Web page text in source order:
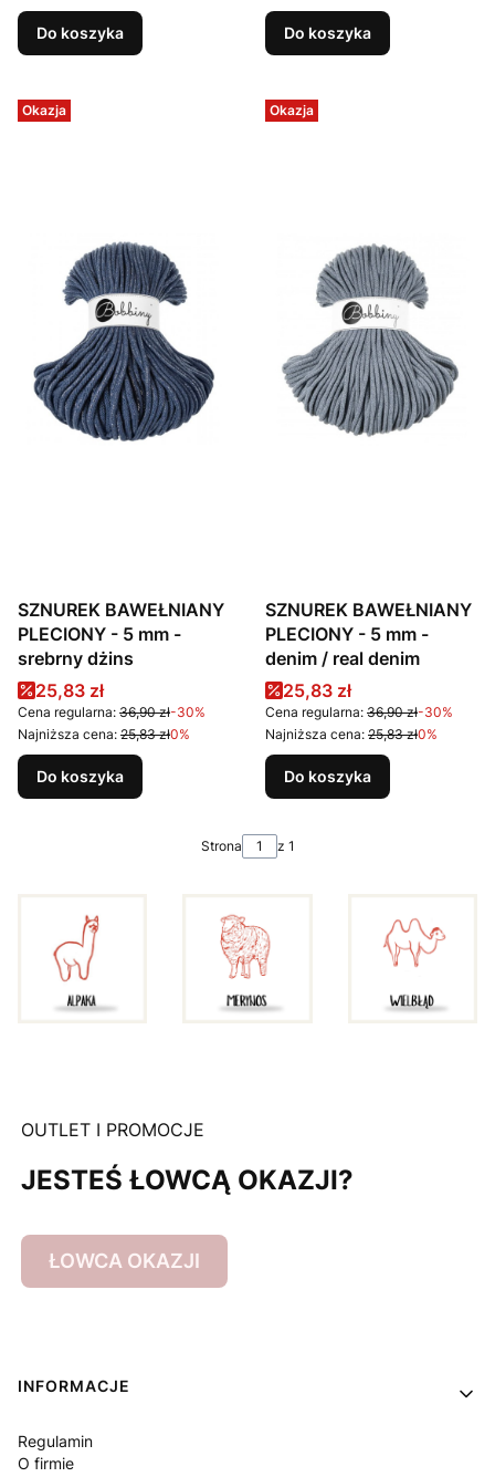
Do koszyka Do koszyka
Okazja
SZNUREK BAWEŁNIANY
PLECIONY - 5 mm -
srebrny dżins
Cena promocyjna
25,83 zł
Cena regularna: 36,90 zł-30%
Najniższa cena: 25,83 zł0%
Do koszyka
Okazja
SZNUREK BAWEŁNIANY
PLECIONY - 5 mm -
denim / real denim
Cena promocyjna
25,83 zł
Cena regularna: 36,90 zł-30%
Najniższa cena: 25,83 zł0%
Do koszyka
Strona z 1
OUTLET I PROMOCJE
JESTEŚ ŁOWCĄ OKAZJI?
ŁOWCA OKAZJI
Linki w stopce
INFORMACJE
Regulamin
O firmie